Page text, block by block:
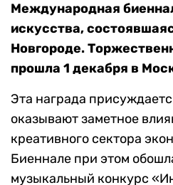
Международная
искусства,
Новгороде.
прошла 1 декабря в
Эта награда
оказывают заметное
креативного сектора
Биеннале при этом
музыкальный конкурс